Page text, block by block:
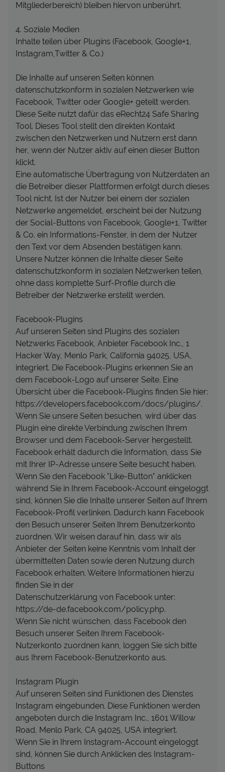
Mitgliederbereich) bleiben hiervon unberührt.
4. Soziale Medien
Inhalte teilen über Plugins (Facebook, Google+1,
Instagram,Twitter & Co.)
Die Inhalte auf unseren Seiten können
datenschutzkonform in sozialen Netzwerken wie
Facebook, Twitter oder Google+ geteilt werden.
Diese Seite nutzt dafür das eRecht24 Safe Sharing
Tool. Dieses Tool stellt den direkten Kontakt
zwischen den Netzwerken und Nutzern erst dann
her, wenn der Nutzer aktiv auf einen dieser Button
klickt.
Eine automatische Übertragung von Nutzerdaten an
die Betreiber dieser Plattformen erfolgt durch dieses
Tool nicht. Ist der Nutzer bei einem der sozialen
Netzwerke angemeldet, erscheint bei der Nutzung
der Social-Buttons von Facebook, Google+1, Twitter
& Co. ein Informations-Fenster, in dem der Nutzer
den Text vor dem Absenden bestätigen kann.
Unsere Nutzer können die Inhalte dieser Seite
datenschutzkonform in sozialen Netzwerken teilen,
ohne dass komplette Surf-Profile durch die
Betreiber der Netzwerke erstellt werden.
Facebook-Plugins
Auf unseren Seiten sind Plugins des sozialen
Netzwerks Facebook, Anbieter Facebook Inc., 1
Hacker Way, Menlo Park, California 94025, USA,
integriert. Die Facebook-Plugins erkennen Sie an
dem Facebook-Logo auf unserer Seite. Eine
Übersicht über die Facebook-Plugins finden Sie hier:
https://developers.facebook.com/docs/plugins/.
Wenn Sie unsere Seiten besuchen, wird über das
Plugin eine direkte Verbindung zwischen Ihrem
Browser und dem Facebook-Server hergestellt.
Facebook erhält dadurch die Information, dass Sie
mit Ihrer IP-Adresse unsere Seite besucht haben.
Wenn Sie den Facebook "Like-Button" anklicken
während Sie in Ihrem Facebook-Account eingeloggt
sind, können Sie die Inhalte unserer Seiten auf Ihrem
Facebook-Profil verlinken. Dadurch kann Facebook
den Besuch unserer Seiten Ihrem Benutzerkonto
zuordnen. Wir weisen darauf hin, dass wir als
Anbieter der Seiten keine Kenntnis vom Inhalt der
übermittelten Daten sowie deren Nutzung durch
Facebook erhalten. Weitere Informationen hierzu
finden Sie in der
Datenschutzerklärung von Facebook unter:
https://de-de.facebook.com/policy.php.
Wenn Sie nicht wünschen, dass Facebook den
Besuch unserer Seiten Ihrem Facebook-
Nutzerkonto zuordnen kann, loggen Sie sich bitte
aus Ihrem Facebook-Benutzerkonto aus.
Instagram Plugin
Auf unseren Seiten sind Funktionen des Dienstes
Instagram eingebunden. Diese Funktionen werden
angeboten durch die Instagram Inc., 1601 Willow
Road, Menlo Park, CA 94025, USA integriert.
Wenn Sie in Ihrem Instagram-Account eingeloggt
sind, können Sie durch Anklicken des Instagram-
Buttons